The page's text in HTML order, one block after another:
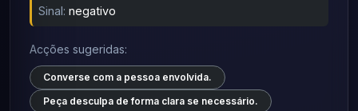
Sinal: negativo
Acções sugeridas:
Converse com a pessoa envolvida.
Peça desculpa de forma clara se necessário.